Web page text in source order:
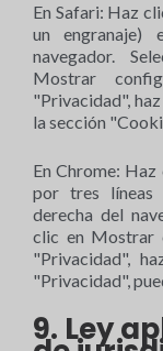
En Safari: Haz
un engranaje)
navegador.
Mostrar
"Privacidad",
la sección
En Chrome:
por tres líneas
derecha del
clic en Mostrar
"Privacidad",
"Privacidad",
9. Ley